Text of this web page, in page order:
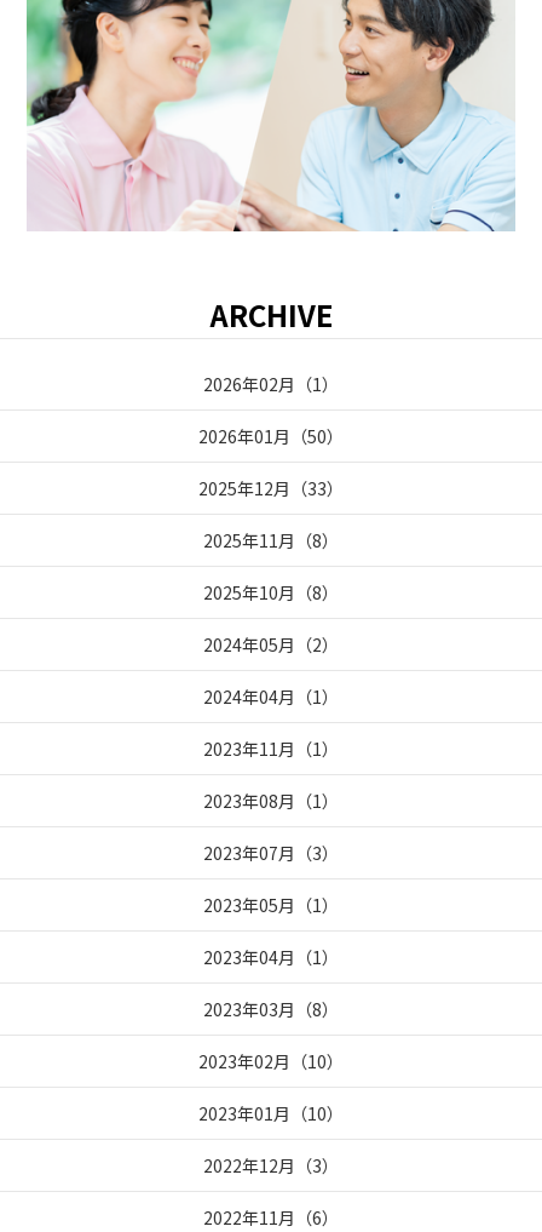
ARCHIVE
2026年02月 （1）
2026年01月 （50）
2025年12月 （33）
2025年11月 （8）
2025年10月 （8）
2024年05月 （2）
2024年04月 （1）
2023年11月 （1）
2023年08月 （1）
2023年07月 （3）
2023年05月 （1）
2023年04月 （1）
2023年03月 （8）
2023年02月 （10）
2023年01月 （10）
2022年12月 （3）
2022年11月 （6）